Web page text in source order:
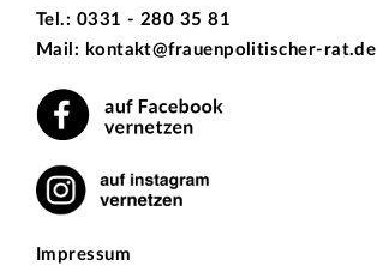
Tel.: 0331 - 280 35 81
Mail: kontakt@frauenpolitischer-rat.de
Impressum